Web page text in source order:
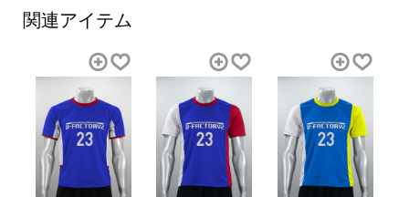
関連アイテム